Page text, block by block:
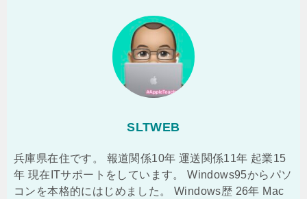
SLTWEB
兵庫県在住です。 報道関係10年 運送関係11年 起業15
年 現在ITサポートをしています。 Windows95からパソ
コンを本格的にはじめました。 Windows歴 26年 Mac